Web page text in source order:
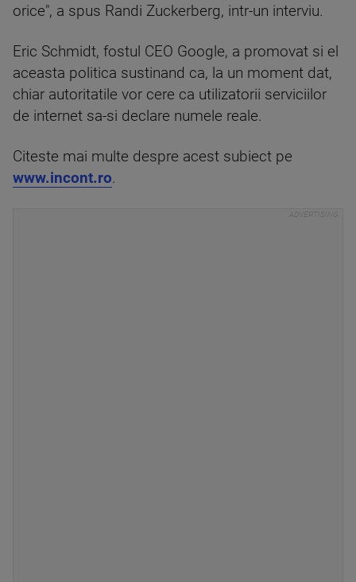
orice", a spus Randi Zuckerberg, intr-un interviu.
Eric Schmidt, fostul CEO Google, a promovat si el
aceasta politica sustinand ca, la un moment dat,
chiar autoritatile vor cere ca utilizatorii serviciilor
de internet sa-si declare numele reale.
Citeste mai multe despre acest subiect pe
www.incont.ro.